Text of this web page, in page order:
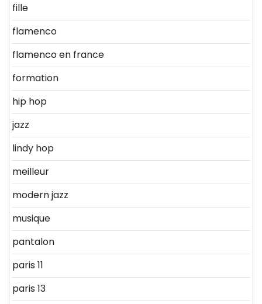
fille
flamenco
flamenco en france
formation
hip hop
jazz
lindy hop
meilleur
modern jazz
musique
pantalon
paris 11
paris 13